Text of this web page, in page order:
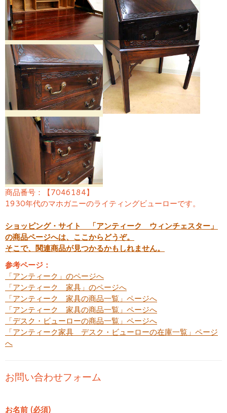
商品番号：【7046184】
1930年代のマホガニーのライティングビューローです。
ショッピング・サイト 「アンティーク ウィンチェスター」
の商品ページへは、ここからどうぞ。
そこで、関連商品が見つかるかもしれません。
参考ページ：
「アンティーク」のページへ
「アンティーク 家具」のページへ
「アンティーク 家具の商品一覧」ページへ
「アンティーク 家具の商品一覧」ページへ
「デスク・ビューローの商品一覧」ページへ
「アンティーク家具 デスク・ビューローの在庫一覧」ページ
へ
お問い合わせフォーム
お名前 (必須)